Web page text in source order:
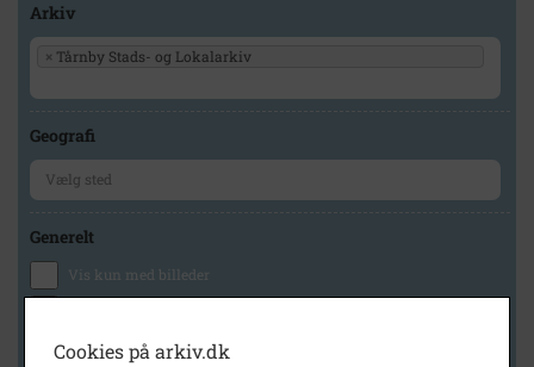
Arkiv
× Tårnby Stads- og Lokalarkiv
Geografi
Generelt
Vis kun med billeder
Vis kun med lydklip
Cookies på arkiv.dk